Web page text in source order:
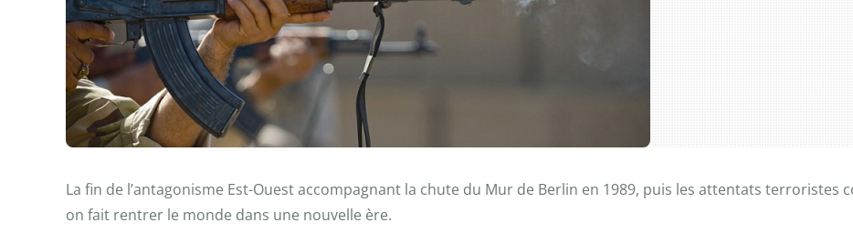
La fin de l’antagonisme Est-Ouest accompagnant la chute du Mur de Berlin en 1989, puis les attentats terroristes
on fait rentrer le monde dans une nouvelle ère.